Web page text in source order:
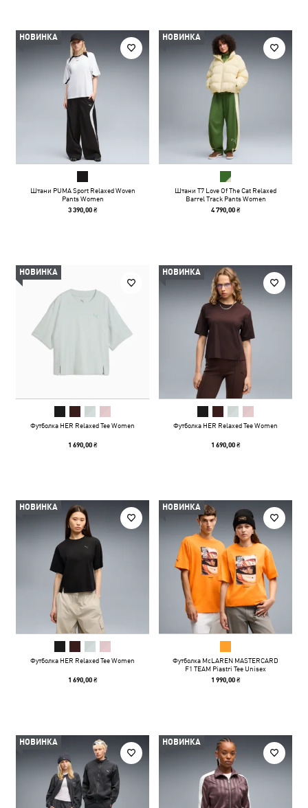
НОВИНКА
Штани PUMA Sport Relaxed Woven
Pants Women
3 390,00 ₴
НОВИНКА
Штани T7 Love Of The Cat Relaxed
Barrel Track Pants Women
4 790,00 ₴
НОВИНКА
Футболка HER Relaxed Tee Women
1 690,00 ₴
НОВИНКА
Футболка HER Relaxed Tee Women
1 690,00 ₴
НОВИНКА
Футболка HER Relaxed Tee Women
1 690,00 ₴
НОВИНКА
Футболка McLAREN MASTERCARD
F1 TEAM Piastri Tee Unisex
1 990,00 ₴
НОВИНКА НОВИНКА